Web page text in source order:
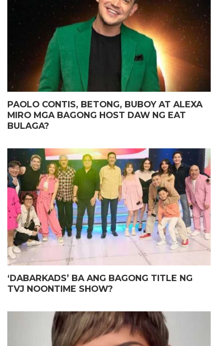
PAOLO CONTIS, BETONG, BUBOY AT ALEXA
MIRO MGA BAGONG HOST DAW NG EAT
BULAGA?
‘DABARKADS’ BA ANG BAGONG TITLE NG
TVJ NOONTIME SHOW?